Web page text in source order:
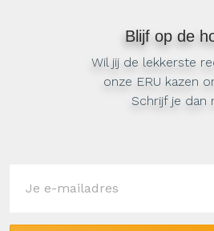
Blijf op de
Wil jij de lekkerste
onze ERU kazen
Schrijf je dan